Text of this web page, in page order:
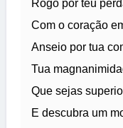
Rogo por teu
Com o coração
Anseio por tua
Tua
Que sejas
E descubra um